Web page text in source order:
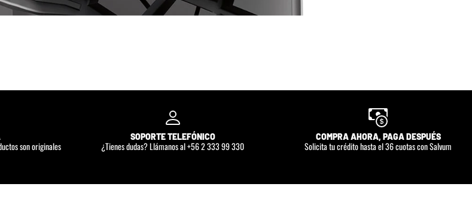
son originales
SOPORTE TELEFÓNICO
¿Tienes dudas? Llámanos al +56 2 333 99 330
COMPRA AHORA, PAGA DESPUÉS
Solicita tu crédito hasta el 36 cuotas con Salvum